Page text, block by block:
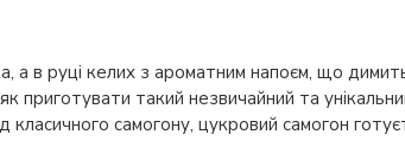
а в руці келих з ароматним напоєм, що
приготувати такий незвичайний та
класичного самогону, цукровий самогон